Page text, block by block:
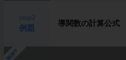
例題
導関数の計算公式
勉強中